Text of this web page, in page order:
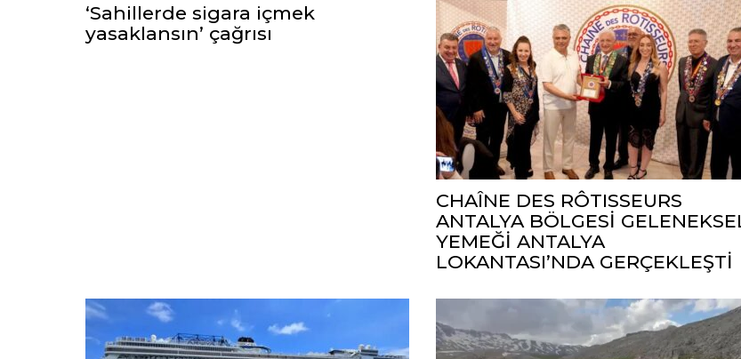
‘Sahillerde sigara içmek
yasaklansın’ çağrısı
CHAÎNE DES RÔTISSEURS
ANTALYA BÖLGESİ
YEMEĞİ ANTALYA
LOKANTASI’NDA GERÇEKLEŞTİ